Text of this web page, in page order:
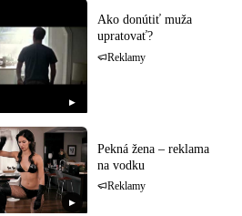
▶
Ako donútiť muža
upratovať?
Reklamy
▶
Pekná žena – reklama
na vodku
Reklamy